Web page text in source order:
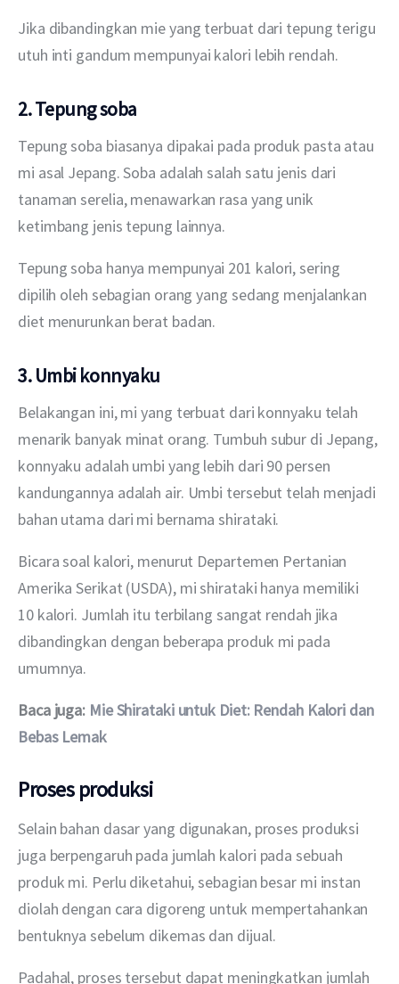
Jika dibandingkan mie yang terbuat dari tepung terigu
utuh inti gandum mempunyai kalori lebih rendah.
2. Tepung soba
Tepung soba biasanya dipakai pada produk pasta atau
mi asal Jepang. Soba adalah salah satu jenis dari
tanaman serelia, menawarkan rasa yang unik
ketimbang jenis tepung lainnya.
Tepung soba hanya mempunyai 201 kalori, sering
dipilih oleh sebagian orang yang sedang menjalankan
diet menurunkan berat badan.
3. Umbi konnyaku
Belakangan ini, mi yang terbuat dari konnyaku telah
menarik banyak minat orang. Tumbuh subur di Jepang,
konnyaku adalah umbi yang lebih dari 90 persen
kandungannya adalah air. Umbi tersebut telah menjadi
bahan utama dari mi bernama shirataki.
Bicara soal kalori, menurut Departemen Pertanian
Amerika Serikat (USDA), mi shirataki hanya memiliki
10 kalori. Jumlah itu terbilang sangat rendah jika
dibandingkan dengan beberapa produk mi pada
umumnya.
Baca juga: Mie Shirataki untuk Diet: Rendah Kalori dan
Bebas Lemak
Proses produksi
Selain bahan dasar yang digunakan, proses produksi
juga berpengaruh pada jumlah kalori pada sebuah
produk mi. Perlu diketahui, sebagian besar mi instan
diolah dengan cara digoreng untuk mempertahankan
bentuknya sebelum dikemas dan dijual.
Padahal, proses tersebut dapat meningkatkan jumlah